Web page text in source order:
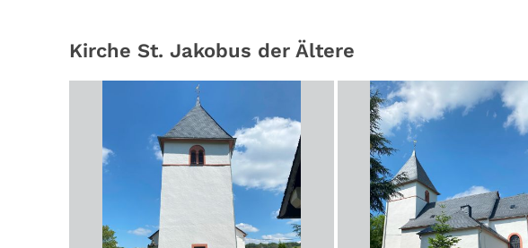
Kirche St. Jakobus der Ältere